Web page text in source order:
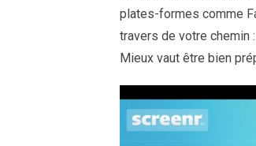
plates-formes comme
travers de votre chemin
Mieux vaut être bien